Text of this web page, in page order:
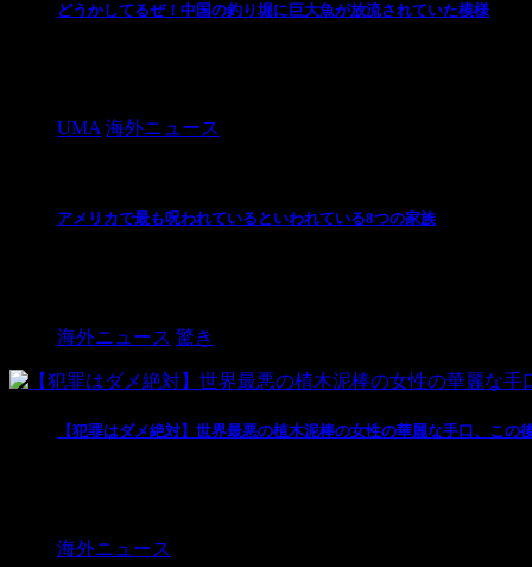
どうかしてるぜ！中国の釣り堀に巨大魚が放流されていた模様
UMA 海外ニュース
アメリカで最も呪われているといわれている8つの家族
海外ニュース 驚き
【犯罪はダメ絶対】世界最悪の植木泥棒の女性の華麗な手口、この
海外ニュース